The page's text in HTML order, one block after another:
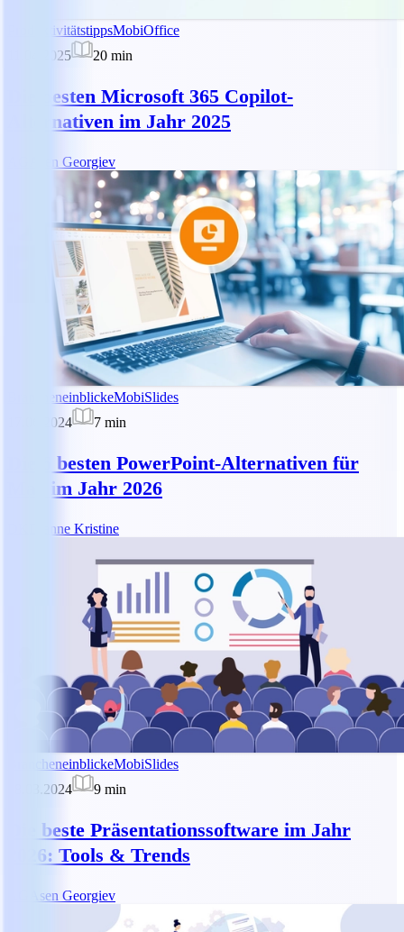
ProduktivitätstippsMobiOffice
11.04.2025
20 min
Die besten Microsoft 365 Copilot-
Alternativen im Jahr 2025
Asen Georgiev
BrancheneinblickeMobiSlides
17.06.2024
7 min
Die 6 besten PowerPoint-Alternativen für
Mac im Jahr 2026
Dianne Kristine
BrancheneinblickeMobiSlides
28.03.2024
9 min
Die beste Präsentationssoftware im Jahr
2026: Tools & Trends
Asen Georgiev